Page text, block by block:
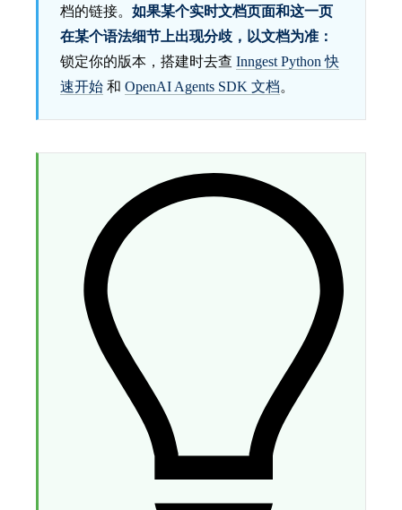
档的链接。 如果某个实时文档页面和这一页
在某个语法细节上出现分歧，以文档为准：
锁定你的版本，搭建时去查 Inngest Python 快
速开始 和 OpenAI Agents SDK 文档。